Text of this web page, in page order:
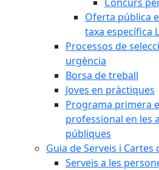
Oferta pública
taxa específica
Processos de
urgència
Borsa de treball
Joves en pràctiques
Programa primera
professional en les
públiques
Guia de Serveis i Cartes
Serveis a les